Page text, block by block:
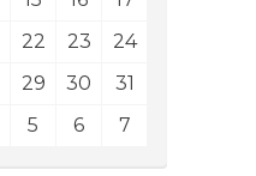
22 23
24
29 30
31
5 6 7